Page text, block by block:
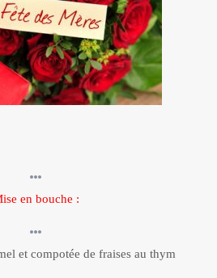
en bouche :
et compotée de fraises au thym